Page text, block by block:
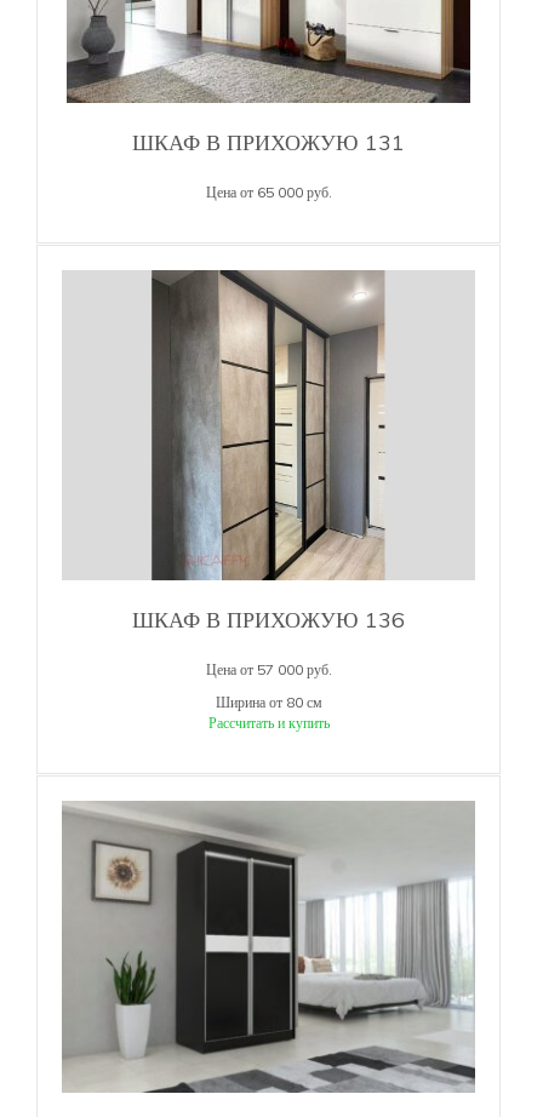
ШКАФ В ПРИХОЖУЮ 131
Цена от 65 000 руб.
ШКАФ В ПРИХОЖУЮ 136
Цена от 57 000 руб.
Ширина от 80 см
Рассчитать и купить